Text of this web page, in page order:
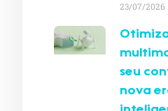
23/07/2026
seu
nova